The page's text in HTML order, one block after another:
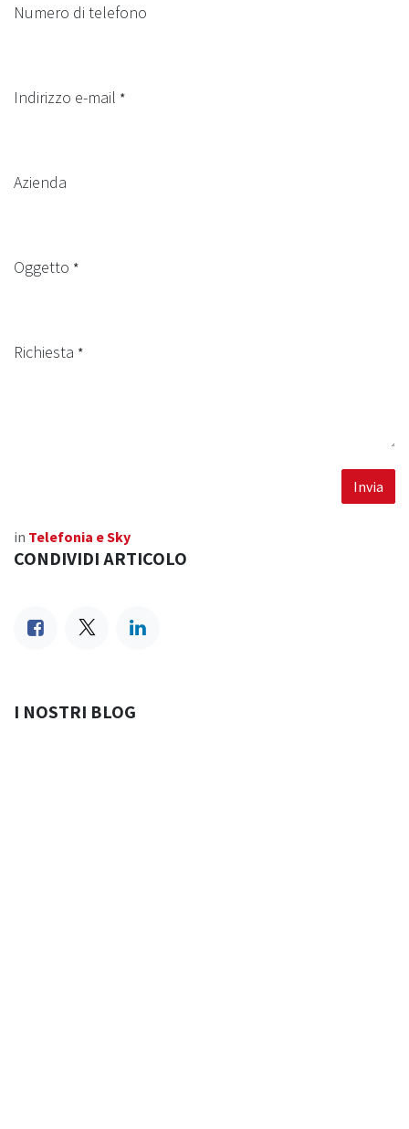
Numero di telefono
Indirizzo e-mail *
Azienda
Oggetto *
Richiesta *
Invia
in Telefonia e Sky
CONDIVIDI ARTICOLO
I NOSTRI BLOG